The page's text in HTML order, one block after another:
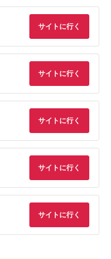
サイトに行く
サイトに行く
サイトに行く
サイトに行く
サイトに行く